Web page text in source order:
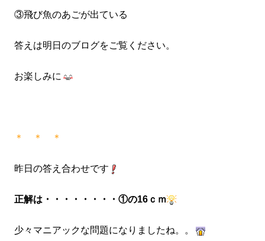
③飛び魚のあごが出ている
答えは明日のブログをご覧ください。
お楽しみに
＊ ＊ ＊
昨日の答え合わせです
正解は・・・・・・・・①の16ｃｍ
少々マニアックな問題になりましたね。。